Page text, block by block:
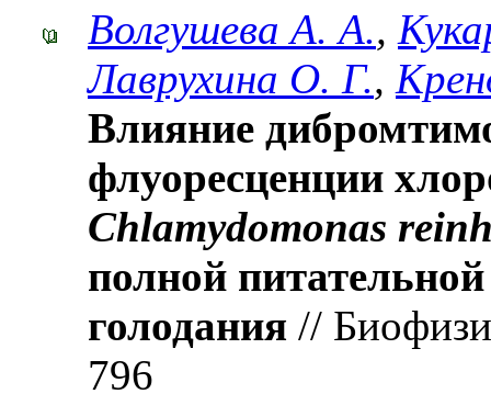
Волгушева А. А.,
Лаврухина О. Г.,
Влияние
флуоресценции
Сhlamydomonas
полной
голодания //
796